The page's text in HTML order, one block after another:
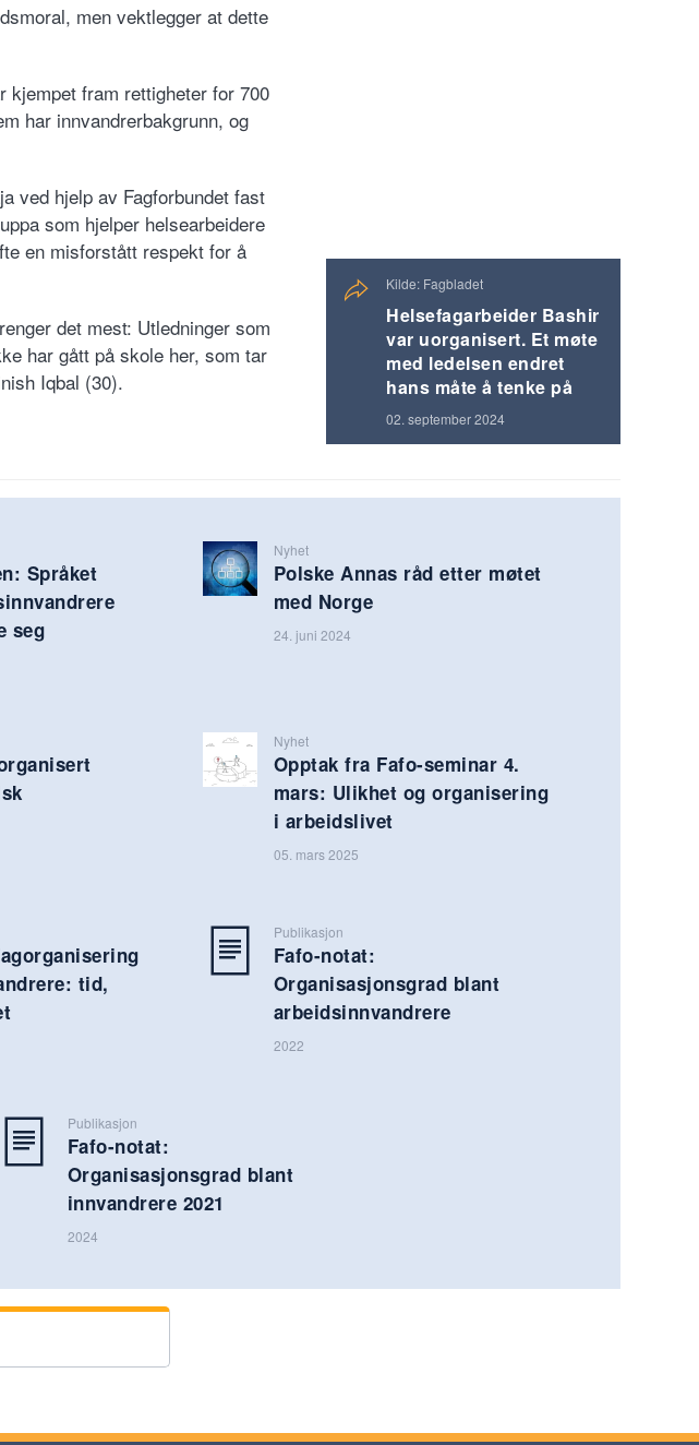
men vektlegger at dette
kjempet fram rettigheter for 700
har innvandrerbakgrunn, og
ved hjelp av Fagforbundet fast
som hjelper helsearbeidere
en misforstått respekt for å
det mest: Utledninger som
har gått på skole her, som tar
Iqbal (30).
Kilde: Fagbladet
Helsefagarbeider Bashir
var uorganisert. Et møte
med ledelsen endret
hans måte å tenke på
02. september 2024
Språket
seg
Nyhet
Polske Annas råd etter møtet
med Norge
24. juni 2024
Nyhet
Opptak fra Fafo-seminar 4.
mars: Ulikhet og organisering
i arbeidslivet
05. mars 2025
tid,
Publikasjon
Fafo-notat:
Organisasjonsgrad blant
arbeidsinnvandrere
2022
Publikasjon
Fafo-notat:
Organisasjonsgrad blant
innvandrere 2021
2024